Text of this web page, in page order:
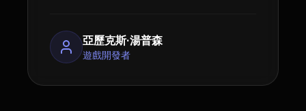
亞歷克斯·湯普森
遊戲開發者